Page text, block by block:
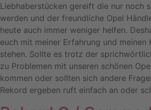
Liebhaberstücken gereift die nur noch
werden und der freundliche Opel
heute auch immer weniger helfen.
euch mit meiner Erfahrung und meinen
stehen. Sollte es trotz der
zu Problemen mit unseren schönen
kommen oder sollten sich andere
Rekord ergeben ruft einfach an oder